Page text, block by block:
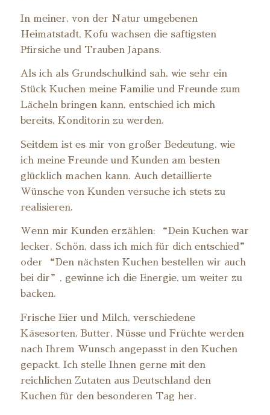
In meiner, von der Natur umgebenen
Heimatstadt, Kofu wachsen die saftigsten
Pfirsiche und Trauben Japans.
Als ich als Grundschulkind sah, wie sehr ein
Stück Kuchen meine Familie und Freunde zum
Lächeln bringen kann, entschied ich mich
bereits, Konditorin zu werden.
Seitdem ist es mir von großer Bedeutung, wie
ich meine Freunde und Kunden am besten
glücklich machen kann. Auch detaillierte
Wünsche von Kunden versuche ich stets zu
realisieren.
Wenn mir Kunden erzählen: “Dein Kuchen war
lecker. Schön, dass ich mich für dich entschied”
oder “Den nächsten Kuchen bestellen wir auch
bei dir”, gewinne ich die Energie, um weiter zu
backen.
Frische Eier und Milch, verschiedene
Käsesorten, Butter, Nüsse und Früchte werden
nach Ihrem Wunsch angepasst in den Kuchen
gepackt. Ich stelle Ihnen gerne mit den
reichlichen Zutaten aus Deutschland den
Kuchen für den besonderen Tag her.